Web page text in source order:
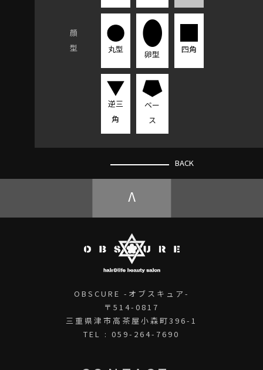
顔
型
丸型 卵型 四角
逆三
角
ベー
ス
BACK
V
OBSCURE -オブスキュア-
〒514-0817
三重県津市高茶屋小森町396-1
TEL : 059-264-7690